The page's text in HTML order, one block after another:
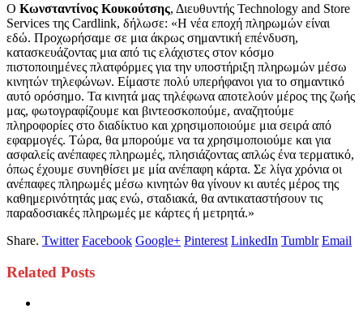
Ο Κωνσταντίνος Κουκούτσης, Διευθυντής Technology and Store
Services της Cardlink, δήλωσε: «Η νέα εποχή πληρωμών είναι
εδώ. Προχωρήσαμε σε μια άκρως σημαντική επένδυση,
κατασκευάζοντας μια από τις ελάχιστες στον κόσμο
πιστοποιημένες πλατφόρμες για την υποστήριξη πληρωμών μέσω
κινητών τηλεφώνων. Είμαστε πολύ υπερήφανοι για το σημαντικό
αυτό ορόσημο. Τα κινητά μας τηλέφωνα αποτελούν μέρος της ζωής
μας, φωτογραφίζουμε και βιντεοσκοπούμε, αναζητούμε
πληροφορίες στο διαδίκτυο και χρησιμοποιούμε μια σειρά από
εφαρμογές. Τώρα, θα μπορούμε να τα χρησιμοποιούμε και για
ασφαλείς ανέπαφες πληρωμές, πλησιάζοντας απλώς ένα τερματικό,
όπως έχουμε συνηθίσει με μία ανέπαφη κάρτα. Σε λίγα χρόνια οι
ανέπαφες πληρωμές μέσω κινητών θα γίνουν κι αυτές μέρος της
καθημερινότητάς μας ενώ, σταδιακά, θα αντικαταστήσουν τις
παραδοσιακές πληρωμές με κάρτες ή μετρητά.»
Share. Twitter Facebook Google+ Pinterest LinkedIn Tumblr Email
Related Posts